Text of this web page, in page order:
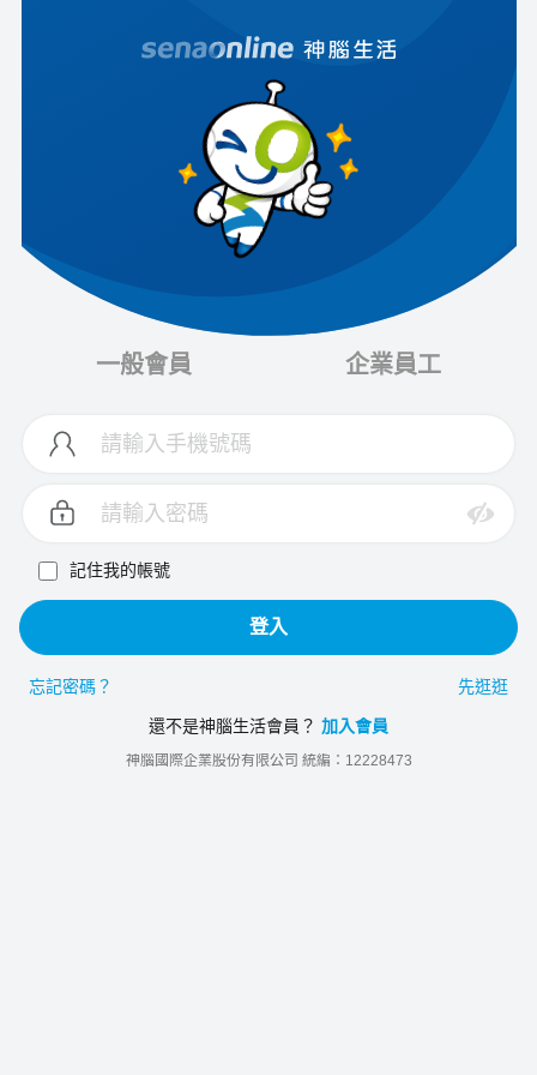
一般會員 企業員工
記住我的帳號
登入
忘記密碼？ 先逛逛
還不是神腦生活會員？ 加入會員
神腦國際企業股份有限公司 統編：12228473